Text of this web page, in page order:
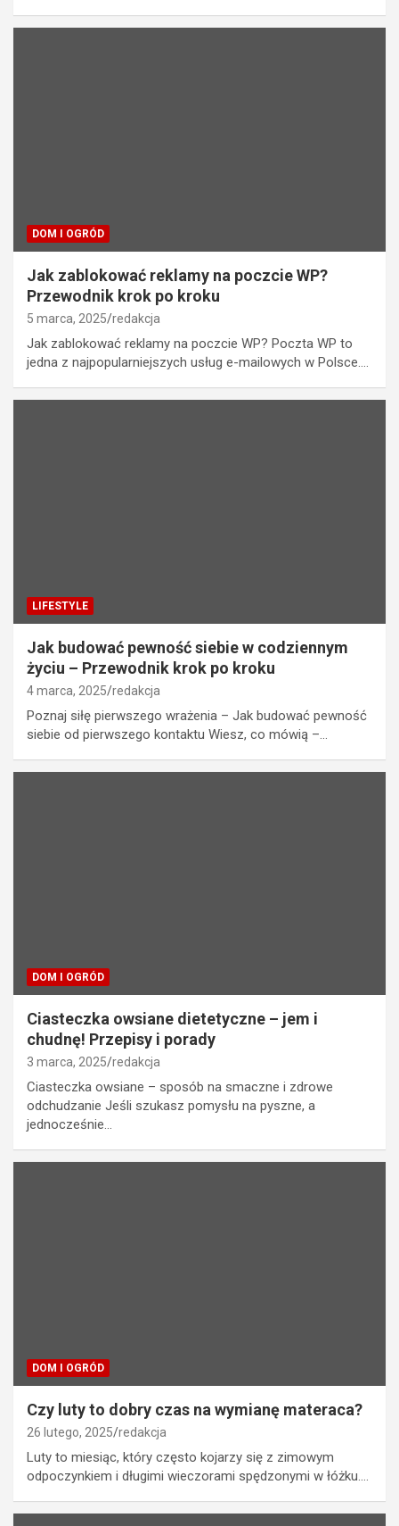
DOM I OGRÓD
Jak zablokować reklamy na poczcie WP?
Przewodnik krok po kroku
5 marca, 2025 redakcja
Jak zablokować reklamy na poczcie WP? Poczta WP to
jedna z najpopularniejszych usług e-mailowych w Polsce.…
LIFESTYLE
Jak budować pewność siebie w codziennym
życiu – Przewodnik krok po kroku
4 marca, 2025 redakcja
Poznaj siłę pierwszego wrażenia – Jak budować pewność
siebie od pierwszego kontaktu Wiesz, co mówią –…
DOM I OGRÓD
Ciasteczka owsiane dietetyczne – jem i
chudnę! Przepisy i porady
3 marca, 2025 redakcja
Ciasteczka owsiane – sposób na smaczne i zdrowe
odchudzanie Jeśli szukasz pomysłu na pyszne, a
jednocześnie…
DOM I OGRÓD
Czy luty to dobry czas na wymianę materaca?
26 lutego, 2025 redakcja
Luty to miesiąc, który często kojarzy się z zimowym
odpoczynkiem i długimi wieczorami spędzonymi w łóżku.…